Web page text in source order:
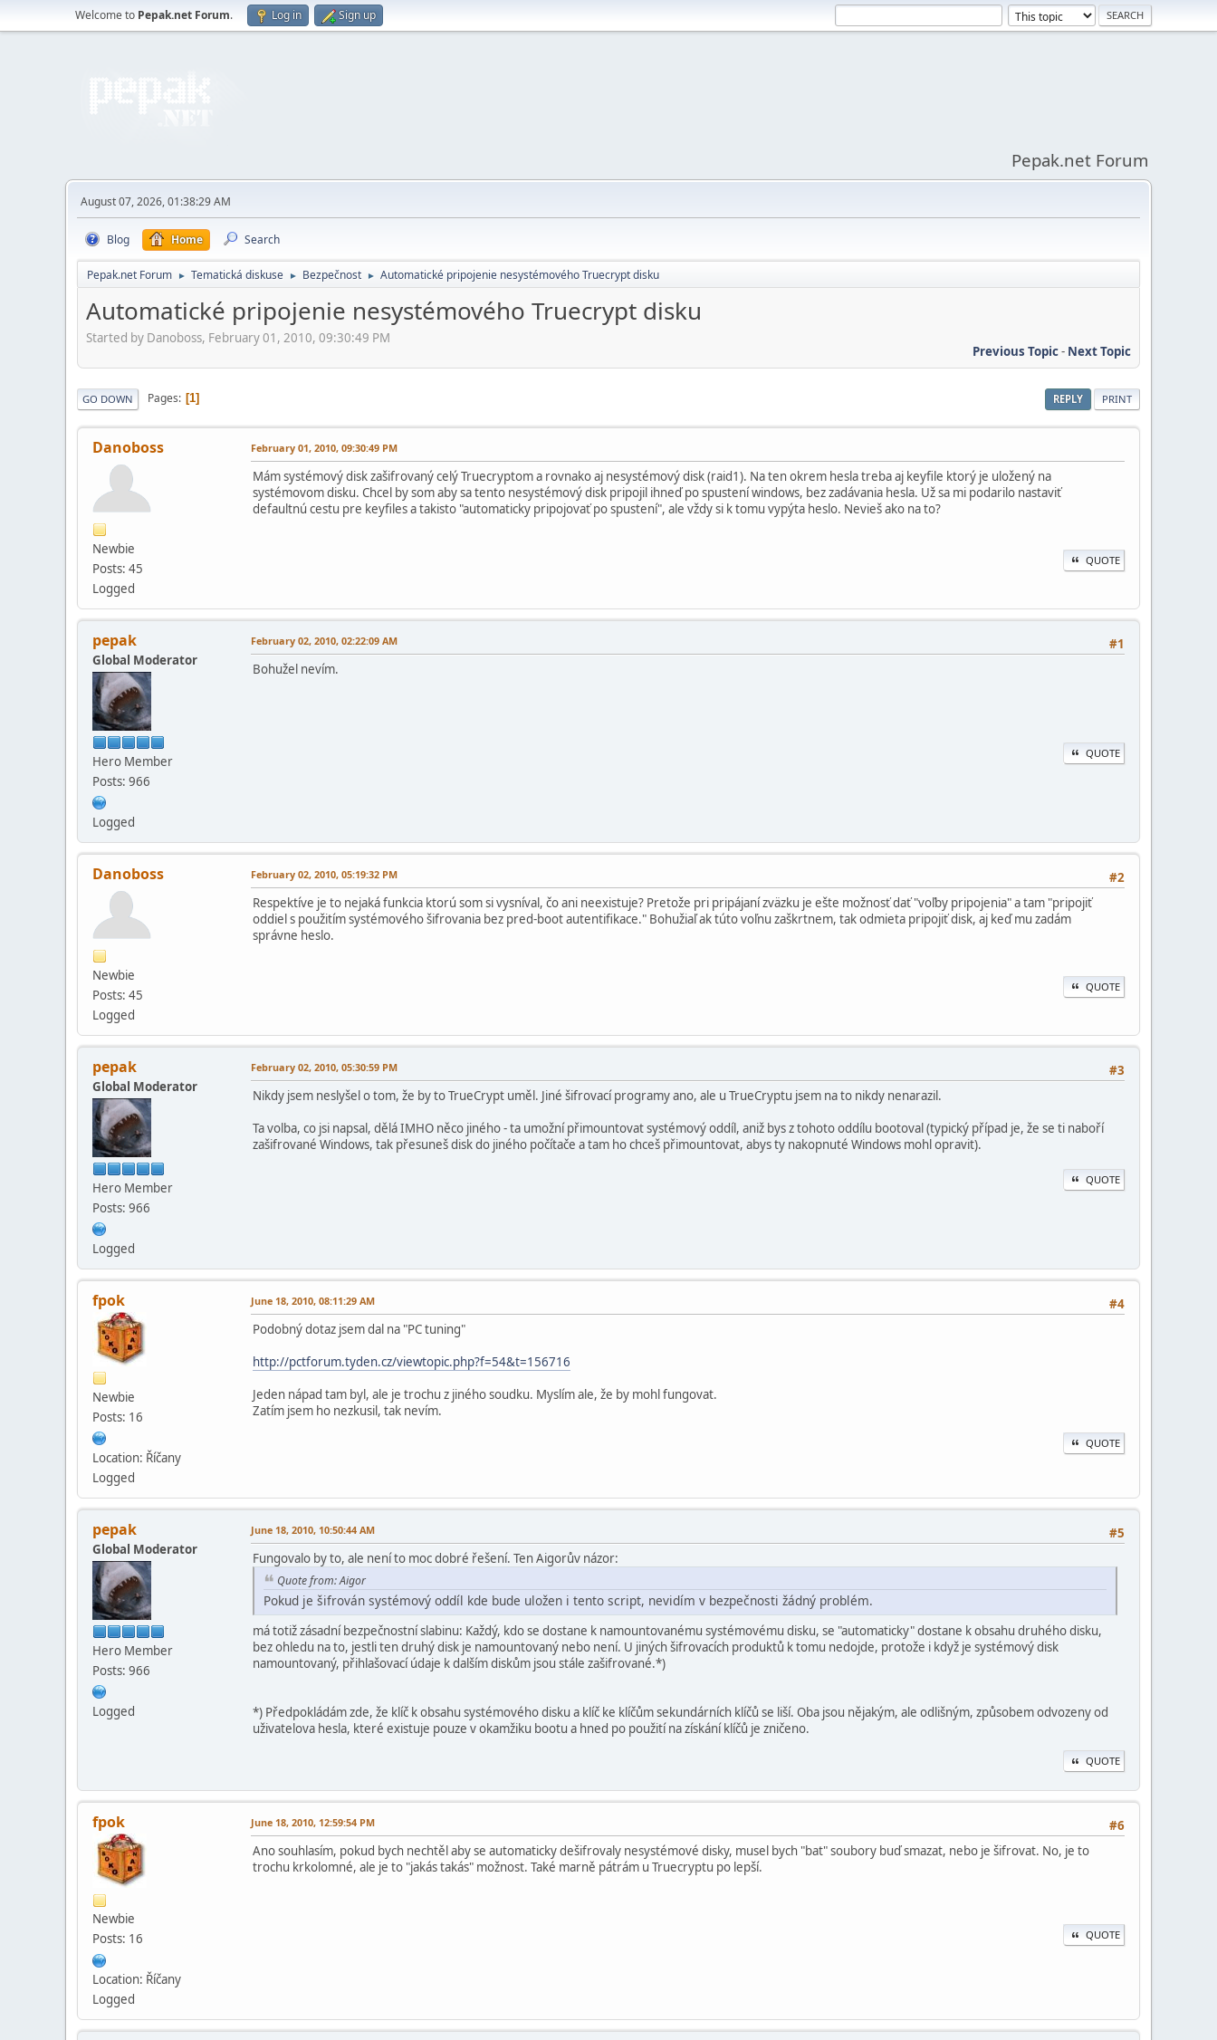
Welcome to Pepak.net Forum. Log in Sign up
Pepak.net Forum
August 07, 2026, 01:38:29 AM
Blog Home Search
Pepak.net Forum ► Tematická diskuse ► Bezpečnost ► Automatické pripojenie nesystémového Truecrypt disku
Automatické pripojenie nesystémového Truecrypt disku
Started by Danoboss, February 01, 2010, 09:30:49 PM
Previous Topic- Next Topic
REPLY PRINT
GO DOWN Pages 1
Danoboss
Newbie
Posts: 45
Logged
February 01, 2010, 09:30:49 PM
Mám systémový disk zašifrovaný celý Truecryptom a rovnako aj nesystémový disk (raid1). Na ten okrem hesla treba aj keyfile ktorý je uložený na
systémovom disku. Chcel by som aby sa tento nesystémový disk pripojil ihneď po spustení windows, bez zadávania hesla. Už sa mi podarilo nastaviť
defaultnú cestu pre keyfiles a takisto "automaticky pripojovať po spustení", ale vždy si k tomu vypýta heslo. Nevieš ako na to?
QUOTE
pepak
Global Moderator
Hero Member
Posts: 966
Logged
#1
February 02, 2010, 02:22:09 AM
Bohužel nevím.
QUOTE
Danoboss
Newbie
Posts: 45
Logged
#2
February 02, 2010, 05:19:32 PM
Respektíve je to nejaká funkcia ktorú som si vysníval, čo ani neexistuje? Pretože pri pripájaní zväzku je ešte možnosť dať "voľby pripojenia" a tam "pripojiť
oddiel s použitím systémového šifrovania bez pred-boot autentifikace." Bohužiaľ ak túto voľnu zaškrtnem, tak odmieta pripojiť disk, aj keď mu zadám
správne heslo.
QUOTE
pepak
Global Moderator
Hero Member
Posts: 966
Logged
#3
February 02, 2010, 05:30:59 PM
Nikdy jsem neslyšel o tom, že by to TrueCrypt uměl. Jiné šifrovací programy ano, ale u TrueCryptu jsem na to nikdy nenarazil.
Ta volba, co jsi napsal, dělá IMHO něco jiného - ta umožní přimountovat systémový oddíl, aniž bys z tohoto oddílu bootoval (typický případ je, že se ti naboří
zašifrované Windows, tak přesuneš disk do jiného počítače a tam ho chceš přimountovat, abys ty nakopnuté Windows mohl opravit).
QUOTE
fpok
Newbie
Posts: 16
Location: Říčany
Logged
#4
June 18, 2010, 08:11:29 AM
Podobný dotaz jsem dal na "PC tuning"
http://pctforum.tyden.cz/viewtopic.php?f=54&t=156716
Jeden nápad tam byl, ale je trochu z jiného soudku. Myslím ale, že by mohl fungovat.
Zatím jsem ho nezkusil, tak nevím.
QUOTE
pepak
Global Moderator
Hero Member
Posts: 966
Logged
#5
June 18, 2010, 10:50:44 AM
Fungovalo by to, ale není to moc dobré řešení. Ten Aigorův názor:
Quote from: Aigor
Pokud je šifrován systémový oddíl kde bude uložen i tento script, nevidím v bezpečnosti žádný problém.
má totiž zásadní bezpečnostní slabinu: Každý, kdo se dostane k namountovanému systémovému disku, se "automaticky" dostane k obsahu druhého disku,
bez ohledu na to, jestli ten druhý disk je namountovaný nebo není. U jiných šifrovacích produktů k tomu nedojde, protože i když je systémový disk
namountovaný, přihlašovací údaje k dalším diskům jsou stále zašifrované.*)
*) Předpokládám zde, že klíč k obsahu systémového disku a klíč ke klíčům sekundárních klíčů se liší. Oba jsou nějakým, ale odlišným, způsobem odvozeny od
uživatelova hesla, které existuje pouze v okamžiku bootu a hned po použití na získání klíčů je zničeno.
QUOTE
fpok
Newbie
Posts: 16
Location: Říčany
Logged
#6
June 18, 2010, 12:59:54 PM
Ano souhlasím, pokud bych nechtěl aby se automaticky dešifrovaly nesystémové disky, musel bych "bat" soubory buď smazat, nebo je šifrovat. No, je to
trochu krkolomné, ale je to "jakás takás" možnost. Také marně pátrám u Truecryptu po lepší.
QUOTE